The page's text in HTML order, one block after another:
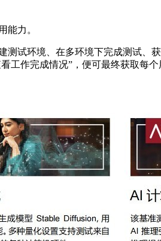
能力。
测试环境、在多环境下完成测试、
工作完成情况”，便可最终获取每